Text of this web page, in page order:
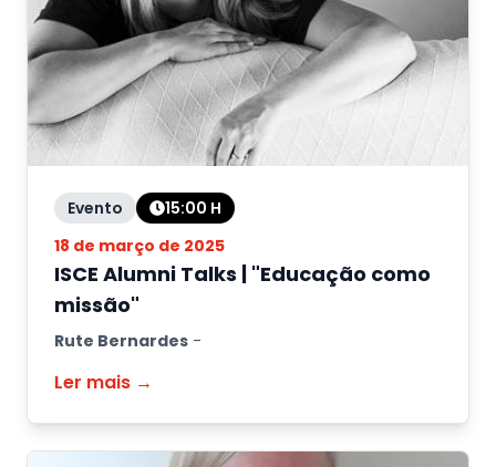
Evento 15:00 H
18 de março de 2025
ISCE Alumni Talks | "Educação como
missão"
Rute Bernardes -
Ler mais →